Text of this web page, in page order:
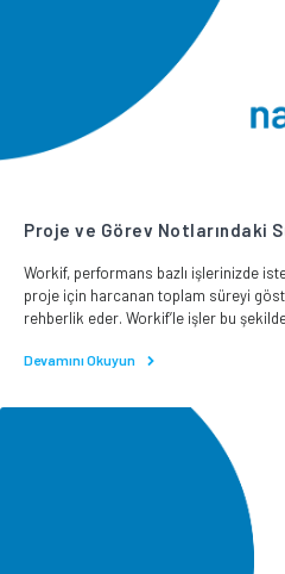
Proje ve Görev Notlarındaki
Workif, performans bazlı işlerinizde
proje için harcanan toplam süreyi
rehberlik eder. Workif’le işler bu
Devamını Okuyun